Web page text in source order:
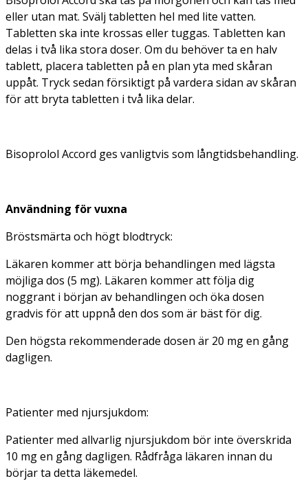
eller utan mat. Svälj tabletten hel med lite vatten.
Tabletten ska inte krossas eller tuggas. Tabletten kan
delas i två lika stora doser. Om du behöver ta en halv
tablett, placera tabletten på en plan yta med skåran
uppåt. Tryck sedan försiktigt på vardera sidan av skåran
för att bryta tabletten i två lika delar.
Bisoprolol Accord ges vanligtvis som långtidsbehandling.
Användning för vuxna
Bröstsmärta och högt blodtryck:
Läkaren kommer att börja behandlingen med lägsta
möjliga dos (5 mg). Läkaren kommer att följa dig
noggrant i början av behandlingen och öka dosen
gradvis för att uppnå den dos som är bäst för dig.
Den högsta rekommenderade dosen är 20 mg en gång
dagligen.
Patienter med njursjukdom:
Patienter med allvarlig njursjukdom bör inte överskrida
10 mg en gång dagligen. Rådfråga läkaren innan du
börjar ta detta läkemedel.